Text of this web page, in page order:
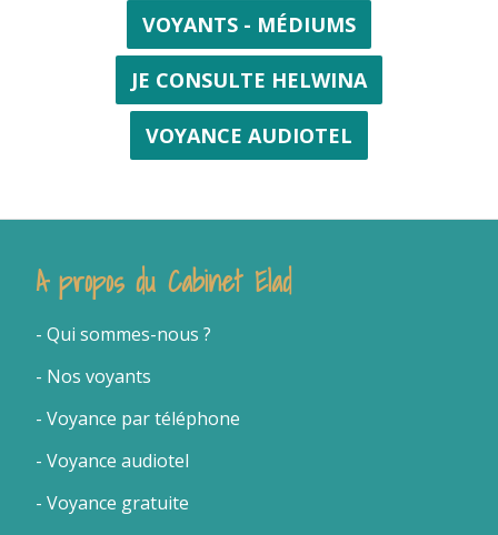
VOYANTS - MÉDIUMS
JE CONSULTE HELWINA
VOYANCE AUDIOTEL
A propos du Cabinet Elad
- Qui sommes-nous ?
- Nos voyants
-Voyance par téléphone
- Voyance audiotel
- Voyance gratuite